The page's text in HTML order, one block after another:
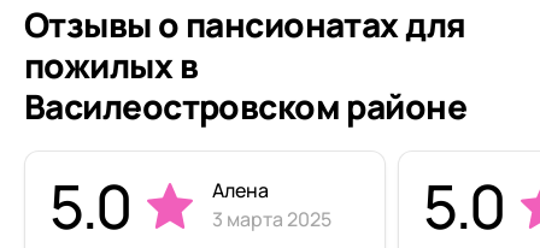
Отзывы о пансионатах для
пожилых в
Василеостровском районе
5.0
Алена
3 марта 2025
5.0